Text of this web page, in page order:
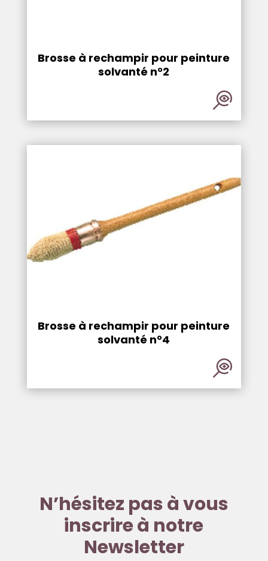
Brosse à rechampir pour peinture
solvanté n°2
Brosse à rechampir pour peinture
solvanté n°4
N’hésitez pas à vous
inscrire à notre
Newsletter